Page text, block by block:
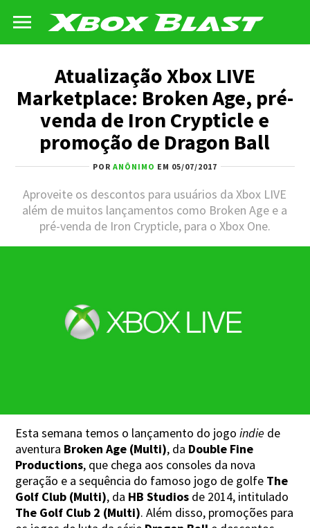
Atualização Xbox LIVE
Marketplace: Broken Age, pré-
venda de Iron Crypticle e
promoção de Dragon Ball
POR ANÔNIMO EM 05/07/2017
Aproveite os descontos para usuários da Xbox LIVE
além de muitos lançamentos como Broken Age e a
pré-venda de Iron Crypticle, para o Xbox One.
Esta semana temos o lançamento do jogoindie de
aventura Broken Age (Multi), da Double Fine
Productions, que chega aos consoles da nova
geração e a sequência do famoso jogo de golfe The
Golf Club (Multi), da HB Studios de 2014, intitulado
The Golf Club 2 (Multi). Além disso, promoções para